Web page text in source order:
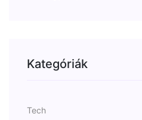
Kategóriák
Tech